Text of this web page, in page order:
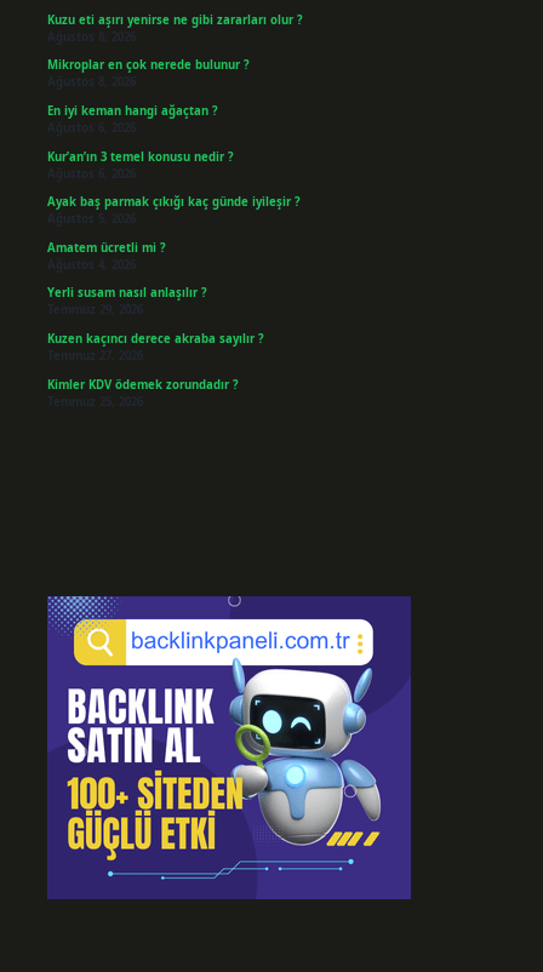
Kuzu eti aşırı yenirse ne gibi zararları olur ?
Ağustos 8, 2026
Mikroplar en çok nerede bulunur ?
Ağustos 8, 2026
En iyi keman hangi ağaçtan ?
Ağustos 6, 2026
Kur’an’ın 3 temel konusu nedir ?
Ağustos 6, 2026
Ayak baş parmak çıkığı kaç günde iyileşir ?
Ağustos 5, 2026
Amatem ücretli mi ?
Ağustos 4, 2026
Yerli susam nasıl anlaşılır ?
Temmuz 29, 2026
Kuzen kaçıncı derece akraba sayılır ?
Temmuz 27, 2026
Kimler KDV ödemek zorundadır ?
Temmuz 25, 2026